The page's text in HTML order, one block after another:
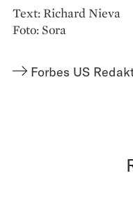
Text: Richard Nieva
Foto: Sora
Forbes US